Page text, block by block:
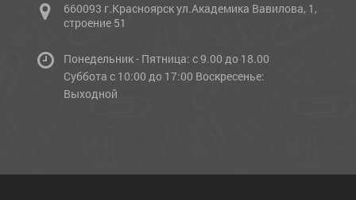
660093 г.Красноярск ул.Академика Вавилова, 1,
строение 51
Понедельник - Пятница: с 9.00 до 18.00
Cуббота с 10:00 до 17:00 Воскресенье:
Выходной